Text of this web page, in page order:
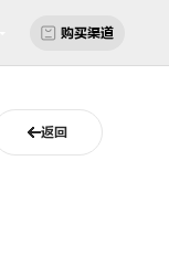
购买渠道
返回